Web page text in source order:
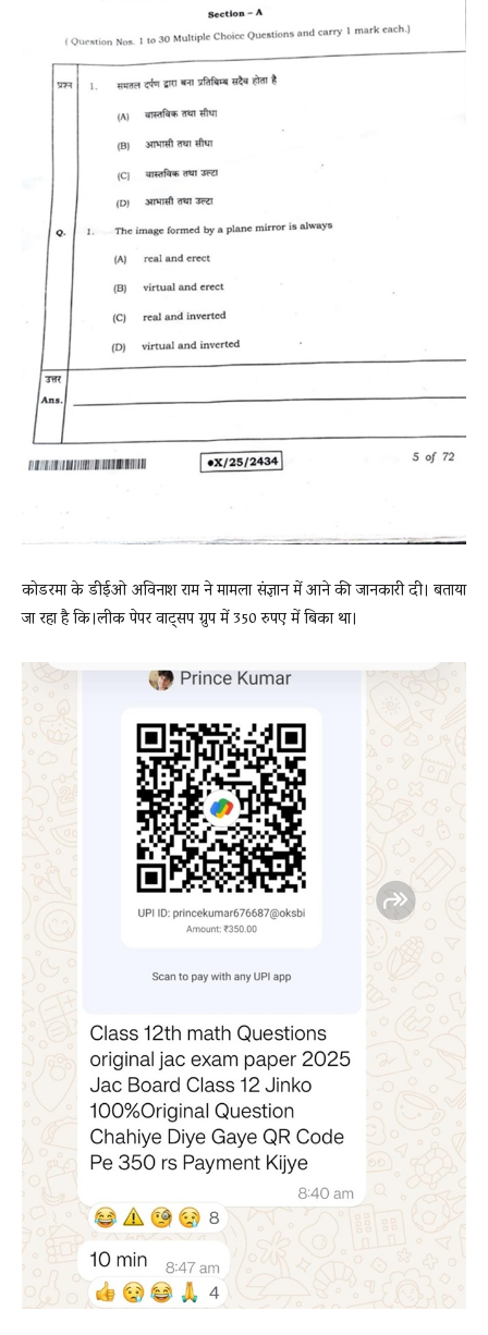
कोडरमा के डीईओ अविनाश राम ने मामला संज्ञान में आने की जानकारी दी। बताया
जा रहा है कि।लीक पेपर वाट्सप ग्रुप में 350 रुपए में बिका था।